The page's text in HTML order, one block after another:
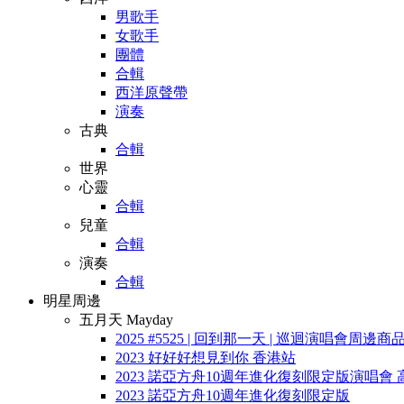
男歌手
女歌手
團體
合輯
西洋原聲帶
演奏
古典
合輯
世界
心靈
合輯
兒童
合輯
演奏
合輯
明星周邊
五月天 Mayday
2025 #5525 | 回到那一天 | 巡迴演唱會周邊商品
2023 好好好想見到你 香港站
2023 諾亞方舟10週年進化復刻限定版演唱會
2023 諾亞方舟10週年進化復刻限定版